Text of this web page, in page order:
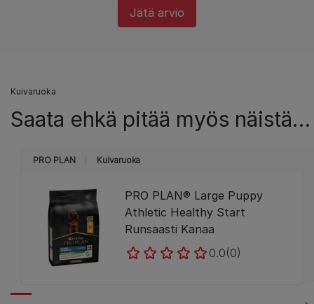
Jätä arvio
Kuivaruoka
Saata ehkä pitää myös näistä…
PRO PLAN Kuivaruoka
PRO PLAN® Large Puppy
Athletic Healthy Start
Runsaasti Kanaa
0.0(0)